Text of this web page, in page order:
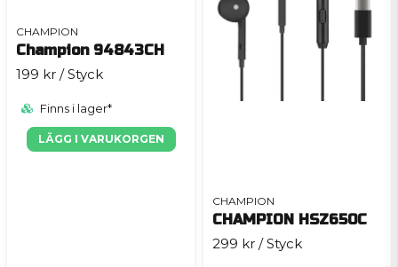
CHAMPION
Champion 94843CH
199 kr / Styck
Finns i lager*
LÄGG I VARUKORGEN
CHAMPION
CHAMPION HSZ650C
299 kr / Styck